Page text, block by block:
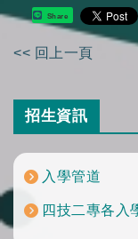
Share
<< 回上一頁
招生資訊
入學管道
四技二專各入